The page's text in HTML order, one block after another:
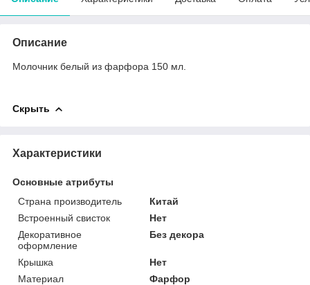
Описание
Молочник белый из фарфора 150 мл.
Скрыть
Характеристики
Основные атрибуты
Страна производитель
Китай
Встроенный свисток
Нет
Декоративное
оформление
Без декора
Крышка
Нет
Материал
Фарфор